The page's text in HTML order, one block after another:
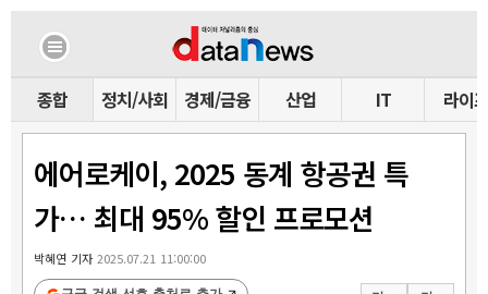
종합 정치/사회 경제/금융 산업 IT 라이프
에어로케이, 2025 동계 항공권 특
가… 최대 95% 할인 프로모션
박혜연 기자2025.07.21 11:00:00